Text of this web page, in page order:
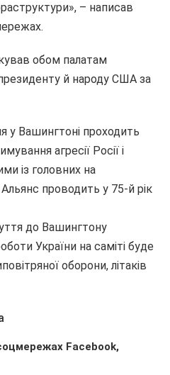
– написав
обом палатам
й народу США за
Вашингтоні проходить
агресії Росії і
із головних на
проводить у 75-й рік
до Вашингтону
України на саміті буде
оборони, літаків
Facebook,